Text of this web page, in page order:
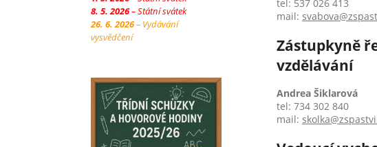
8. 5. 2026– Státní svátek
26. 6. 2026– Vydávání
vysvědčení
tel: 537 026 413
mail:
Zástupkyně
vzdělávání
Andrea Šiklarová
tel: 734 302 840
mail: